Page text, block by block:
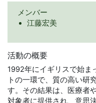
メンバー
江藤宏美
活動の概要
1992年にイギリスで始ま
トの一環で、質の高い研
す。その結果は、医療者
対象者に提供され、意思